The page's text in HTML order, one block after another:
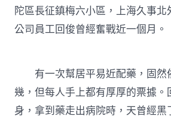
陀區長征鎮梅六小區，上海久事
公司員工回俊曾經奮戰近一個月。
有一次幫居平易近配藥，固然
幾，但每人手上都有厚厚的票據。
身，拿到藥走出病院時，天曾經黑